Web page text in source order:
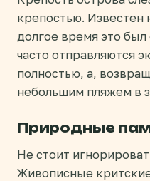
крепостью. Известен
долгое время это
часто отправляются
полностью, а,
небольшим пляжем в
Природные
Не стоит
Живописные